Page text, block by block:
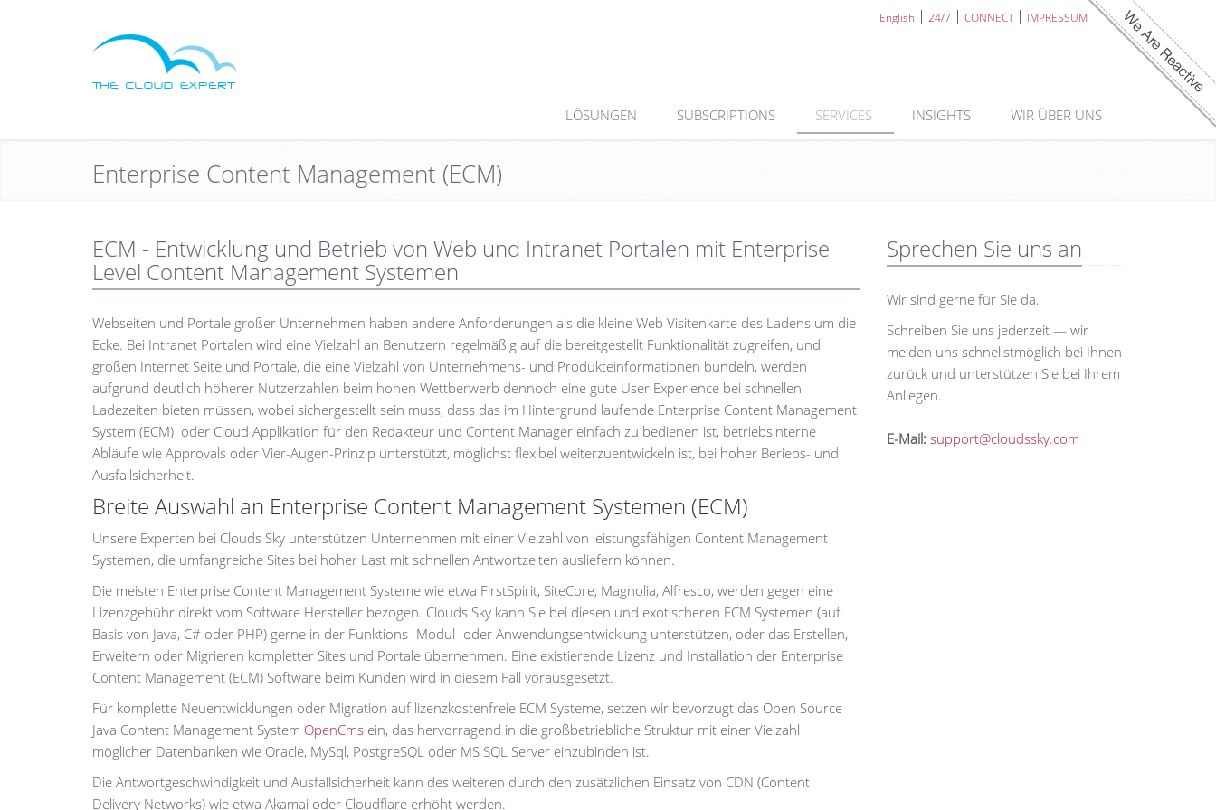
English 24/7 CONNECT IMPRESSUM
LÖSUNGEN SUBSCRIPTIONS SERVICES INSIGHTS WIR ÜBER UNS
Enterprise Content Management (ECM)
ECM - Entwicklung und Betrieb von Web und Intranet Portalen mit Enterprise
Level Content Management Systemen
Webseiten und Portale großer Unternehmen haben andere Anforderungen als die kleine Web Visitenkarte des Ladens um die
Ecke. Bei Intranet Portalen wird eine Vielzahl an Benutzern regelmäßig auf die bereitgestellt Funktionalität zugreifen, und
großen Internet Seite und Portale, die eine Vielzahl von Unternehmens- und Produkteinformationen bündeln, werden
aufgrund deutlich höherer Nutzerzahlen beim hohen Wettberwerb dennoch eine gute User Experience bei schnellen
Ladezeiten bieten müssen, wobei sichergestellt sein muss, dass das im Hintergrund laufende Enterprise Content Management
System (ECM) oder Cloud Applikation für den Redakteur und Content Manager einfach zu bedienen ist, betriebsinterne
Abläufe wie Approvals oder Vier-Augen-Prinzip unterstützt, möglichst flexibel weiterzuentwickeln ist, bei hoher Beriebs- und
Ausfallsicherheit.
Breite Auswahl an Enterprise Content Management Systemen (ECM)
Unsere Experten bei Clouds Sky unterstützen Unternehmen mit einer Vielzahl von leistungsfähigen Content Management
Systemen, die umfangreiche Sites bei hoher Last mit schnellen Antwortzeiten ausliefern können.
Die meisten Enterprise Content Management Systeme wie etwa FirstSpirit, SiteCore, Magnolia, Alfresco, werden gegen eine
Lizenzgebühr direkt vom Software Hersteller bezogen. Clouds Sky kann Sie bei diesen und exotischeren ECM Systemen (auf
Basis von Java, C# oder PHP) gerne in der Funktions- Modul- oder Anwendungsentwicklung unterstützen, oder das Erstellen,
Erweitern oder Migrieren kompletter Sites und Portale übernehmen. Eine existierende Lizenz und Installation der Enterprise
Content Management (ECM) Software beim Kunden wird in diesem Fall vorausgesetzt.
Für komplette Neuentwicklungen oder Migration auf lizenzkostenfreie ECM Systeme, setzen wir bevorzugt das Open Source
Java Content Management System OpenCms ein, das hervorragend in die großbetriebliche Struktur mit einer Vielzahl
möglicher Datenbanken wie Oracle, MySql, PostgreSQL oder MS SQL Server einzubinden ist.
Die Antwortgeschwindigkeit und Ausfallsicherheit kann des weiteren durch den zusätzlichen Einsatz von CDN (Content
Delivery Networks) wie etwa Akamai oder Cloudflare erhöht werden.
Sprechen Sie uns an
Wir sind gerne für Sie da.
Schreiben Sie uns jederzeit — wir
melden uns schnellstmöglich bei Ihnen
zurück und unterstützen Sie bei Ihrem
Anliegen.
E-Mail: support@cloudssky.com